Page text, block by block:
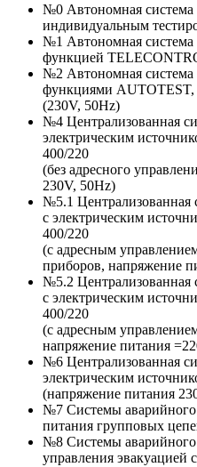
№0 Автономная система
индивидуальным
№1 Автономная система
функцией
№2 Автономная система
функциями
(230V, 50Hz)
№4 Централизованная
электрическим
400/220
(без адресного
230V, 50Hz)
№5.1 Централизованная
с электрическим
400/220
(c адресным
приборов, напряжение
№5.2 Централизованная
с электрическим
400/220
(c адресным
напряжение питания
№6 Централизованная
электрическим
(напряжение питания
№7 Системы
питания групповых
№8 Системы
управления эвакуацией